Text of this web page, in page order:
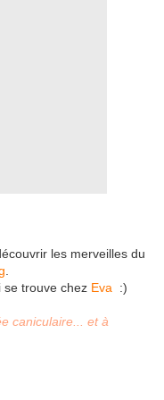
les merveilles du
se trouve chez Eva :)
caniculaire... et à